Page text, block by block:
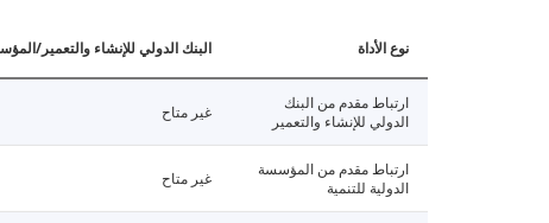
نوع الأداة البنك الدولي للإنشاء والتعمير/
ارتباط مقدم من البنك
الدولي للإنشاء والتعمير
غير متاح
ارتباط مقدم من المؤسسة
الدولية للتنمية
غير متاح